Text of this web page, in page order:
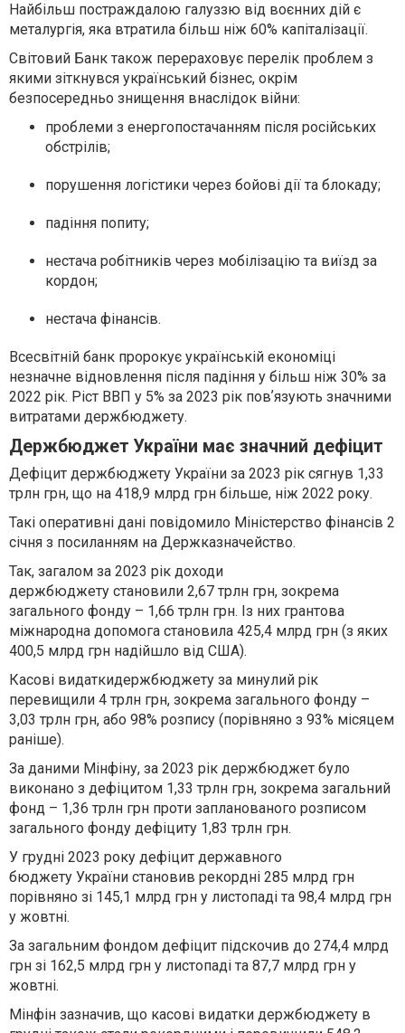
Найбільш постраждалою галуззю від воєнних дій є
металургія, яка втратила більш ніж 60% капіталізації.
Світовий Банк також перераховує перелік проблем з
якими зіткнувся український бізнес, окрім
безпосередньо знищення внаслідок війни:
проблеми з енергопостачанням після російських
обстрілів;
порушення логістики через бойові дії та блокаду;
падіння попиту;
нестача робітників через мобілізацію та виїзд за
кордон;
нестача фінансів.
Всесвітній банк пророкує українській економіці
незначне відновлення після падіння у більш ніж 30% за
2022 рік. Ріст ВВП у 5% за 2023 рік повʼязують значними
витратами держбюджету.
Держбюджет України має значний дефіцит
Дефіцит держбюджету України за 2023 рік сягнув 1,33
трлн грн, що на 418,9 млрд грн більше, ніж 2022 року.
Такі оперативні дані повідомило Міністерство фінансів 2
січня з посиланням на Держказначейство.
Так, загалом за 2023 рік доходи
держбюджету становили 2,67 трлн грн, зокрема
загального фонду – 1,66 трлн грн. Із них грантова
міжнародна допомога становила 425,4 млрд грн (з яких
400,5 млрд грн надійшло від США).
Касові видаткидержбюджету за минулий рік
перевищили 4 трлн грн, зокрема загального фонду –
3,03 трлн грн, або 98% розпису (порівняно з 93% місяцем
раніше).
За даними Мінфіну, за 2023 рік держбюджет було
виконано з дефіцитом 1,33 трлн грн, зокрема загальний
фонд – 1,36 трлн грн проти запланованого розписом
загального фонду дефіциту 1,83 трлн грн.
У грудні 2023 року дефіцит державного
бюджету України становив рекордні 285 млрд грн
порівняно зі 145,1 млрд грн у листопаді та 98,4 млрд грн
у жовтні.
За загальним фондом дефіцит підскочив до 274,4 млрд
грн зі 162,5 млрд грн у листопаді та 87,7 млрд грн у
жовтні.
Мінфін зазначив, що касові видатки держбюджету в